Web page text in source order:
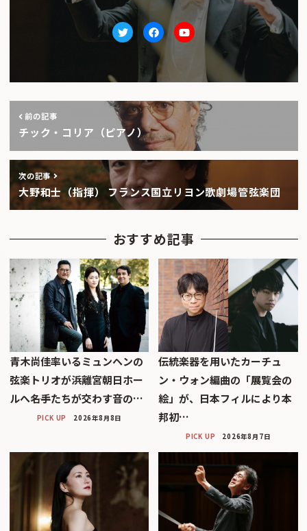
TwitterfacebookYoutube
前の記事
チック・コリア（ピアノ）
次の記事
大野和士（指揮） フランス国立リヨン歌劇場管弦楽団
おすすめ記事
青木尚佳率いるミュンヘンの
弦楽トリオが浜離宮朝日ホー
ルへ――名手たちが交わす音の…
PICK UP 2026年8月8日
伝統楽器を用いたカーチュ
ン・ウォン編曲の「展覧会の
絵」が、日本フィルにより本
邦初…
PICK UP 2026年8月7日